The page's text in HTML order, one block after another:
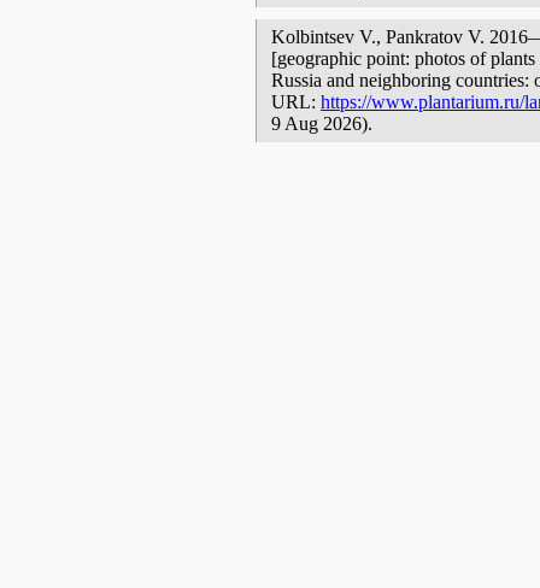
Kolbintsev V., Pankratov V.
[geographic point: photos of
Russia and neighboring
URL: https://www.plantarium.ru/
9 Aug 2026).